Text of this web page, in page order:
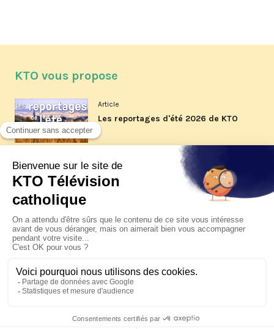
KTO vous propose
Article
Les reportages d'été 2026 de KTO
Article
La visite pastorale du pape Léon
XIV à Assise à suivre sur KTO le
Article
Le pape en Uruguay, Argentine et